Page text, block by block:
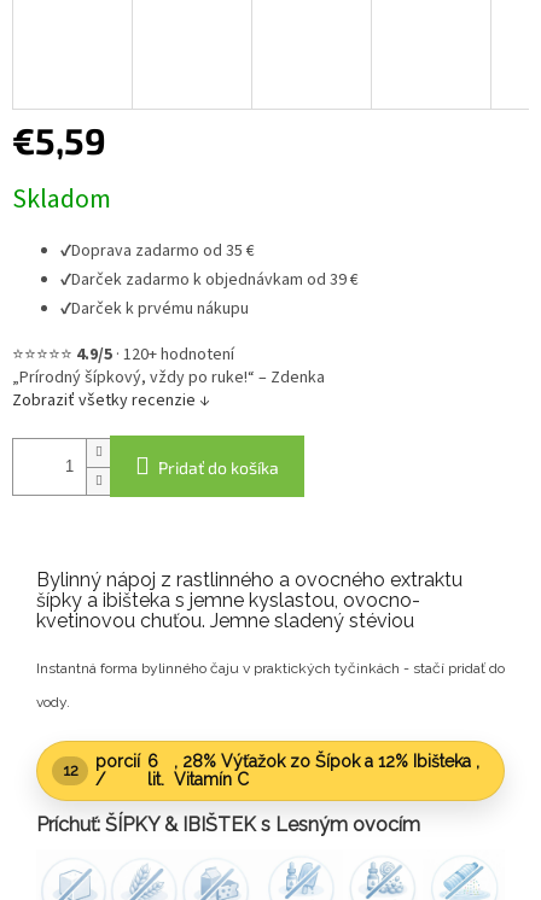
€5,59
cena:
Skladom
✔Doprava zadarmo od 35 €
✔Darček zadarmo k objednávkam od 39 €
✔Darček k prvému nákupu
⭐⭐⭐⭐⭐ 4.9/5 · 120+ hodnotení
„Prírodný šípkový, vždy po ruke!“ – Zdenka
Zobraziť všetky recenzie ↓
Pridať do košíka
Bylinný nápoj z rastlinného a ovocného extraktu
šípky a ibišteka s jemne kyslastou, ovocno-
kvetinovou chuťou. Jemne sladený stéviou
Instantná forma bylinného čaju v praktických tyčinkách - stačí pridať do
vody.
12
porcií
/
6
lit.
, 28% Výťažok zo Šípok a 12% Ibišteka ,
Vitamín C
Príchuť: ŠÍPKY & IBIŠTEK s Lesným ovocím